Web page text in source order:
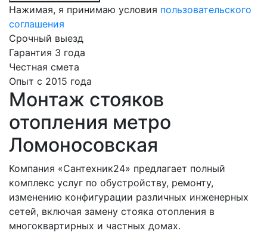
Нажимая, я принимаю условия пользовательского
соглашения
Срочный выезд
Гарантия 3 года
Честная смета
Опыт с 2015 года
Монтаж стояков
отопления метро
Ломоносовская
Компания «Сантехник24» предлагает полный
комплекс услуг по обустройству, ремонту,
изменению конфигурации различных инженерных
сетей, включая замену стояка отопления в
многоквартирных и частных домах.